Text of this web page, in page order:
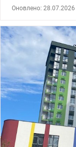
світла квартира.
дуже развітою
будинком висотний
Valion.ua /1134939
Оновлено: 28.07.2026